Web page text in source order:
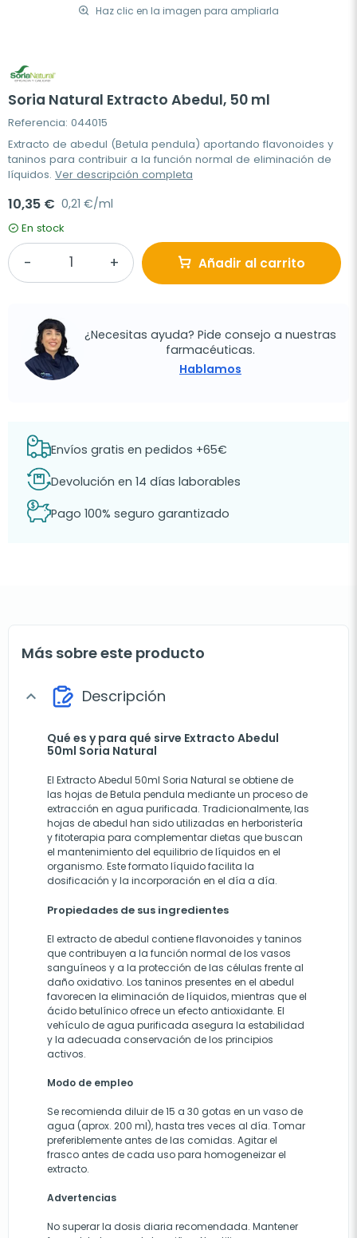
Haz clic en la imagen para ampliarla
Soria Natural Extracto Abedul, 50 ml
Referencia: 044015
Extracto de abedul (Betula pendula) aportando flavonoides y
taninos para contribuir a la función normal de eliminación de
líquidos. Ver descripción completa
10,35 € 0,21 €/ml
En stock
Añadir al carrito
¿Necesitas ayuda? Pide consejo a nuestras
farmacéuticas.
Hablamos
Envíos gratis en pedidos +65€
Devolución en 14 días laborables
Pago 100% seguro garantizado
Más sobre este producto
expand_more Descripción
Qué es y para qué sirve Extracto Abedul
50ml Soria Natural
El Extracto Abedul 50ml Soria Natural se obtiene de
las hojas de Betula pendula mediante un proceso de
extracción en agua purificada. Tradicionalmente, las
hojas de abedul han sido utilizadas en herboristería
y fitoterapia para complementar dietas que buscan
el mantenimiento del equilibrio de líquidos en el
organismo. Este formato líquido facilita la
dosificación y la incorporación en el día a día.
Propiedades de sus ingredientes
El extracto de abedul contiene flavonoides y taninos
que contribuyen a la función normal de los vasos
sanguíneos y a la protección de las células frente al
daño oxidativo. Los taninos presentes en el abedul
favorecen la eliminación de líquidos, mientras que el
ácido betulínico ofrece un efecto antioxidante. El
vehículo de agua purificada asegura la estabilidad
y la adecuada conservación de los principios
activos.
Modo de empleo
Se recomienda diluir de 15 a 30 gotas en un vaso de
agua (aprox. 200 ml), hasta tres veces al día. Tomar
preferiblemente antes de las comidas. Agitar el
frasco antes de cada uso para homogeneizar el
extracto.
Advertencias
No superar la dosis diaria recomendada. Mantener